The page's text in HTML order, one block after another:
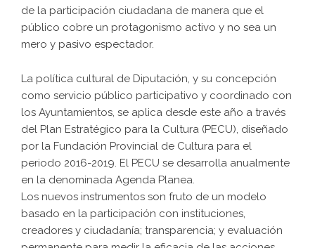
de la participación ciudadana de manera que el
público cobre un protagonismo activo y no sea un
mero y pasivo espectador.
La política cultural de Diputación, y su concepción
como servicio público participativo y coordinado con
los Ayuntamientos, se aplica desde este año a través
del Plan Estratégico para la Cultura (PECU), diseñado
por la Fundación Provincial de Cultura para el
periodo 2016-2019. El PECU se desarrolla anualmente
en la denominada Agenda Planea.
Los nuevos instrumentos son fruto de un modelo
basado en la participación con instituciones,
creadores y ciudadanía; transparencia; y evaluación